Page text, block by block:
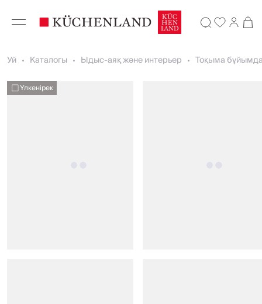
Уй Каталогы Ыдыс-аяқ және интерьер Тоқыма
Үлкенірек